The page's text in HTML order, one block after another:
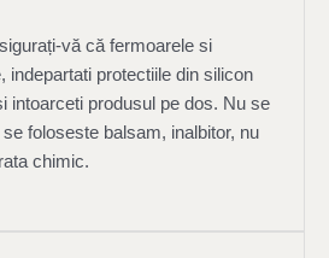
vă că fermoarele si
indepartati protectiile din silicon
intoarceti produsul pe dos. Nu se
foloseste balsam, inalbitor, nu
chimic.